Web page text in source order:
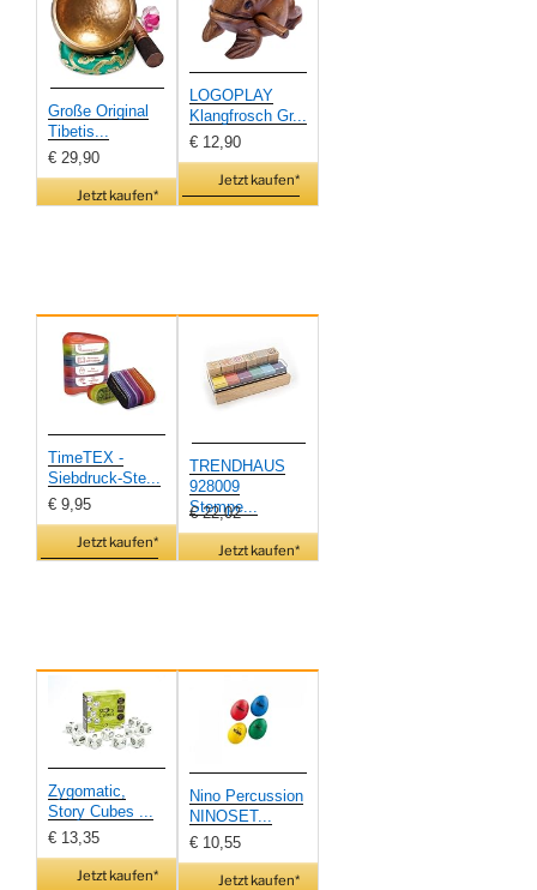
Große Original
Tibetis...
€ 29,90
Jetzt kaufen*
LOGOPLAY
Klangfrosch Gr...
€ 12,90
Jetzt kaufen*
TimeTEX -
Siebdruck-Ste...
€ 9,95
Jetzt kaufen*
TRENDHAUS
928009
Stempe...
€ 22,02
Jetzt kaufen*
Zygomatic,
Story Cubes ...
€ 13,35
Jetzt kaufen*
Nino Percussion
NINOSET...
€ 10,55
Jetzt kaufen*